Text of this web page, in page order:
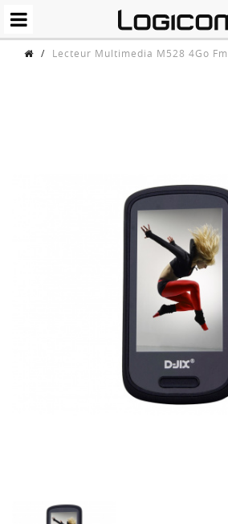
/ Lecteur Multimedia M528 4Go